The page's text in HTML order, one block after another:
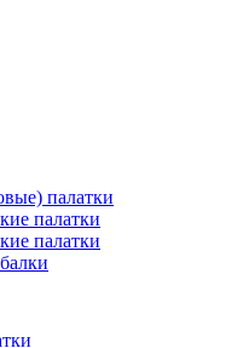
палатки
палатки
палатки